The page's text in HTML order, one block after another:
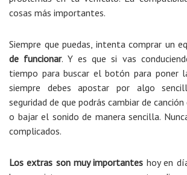
cosas más importantes.
Siempre que puedas, intenta comprar un
de funcionar. Y es que si vas
tiempo para buscar el botón para poner
siempre debes apostar por algo
seguridad de que podrás cambiar de
o bajar el sonido de manera sencilla.
complicados.
Los extras son muy importantes hoy en